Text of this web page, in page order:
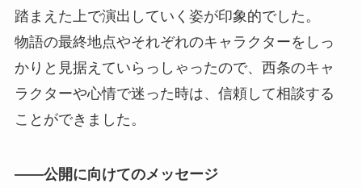
踏まえた上で演出していく姿が印象的でした。
物語の最終地点やそれぞれのキャラクターをしっ
かりと見据えていらっしゃったので、西条のキャ
ラクターや心情で迷った時は、信頼して相談する
ことができました。
――公開に向けてのメッセージ